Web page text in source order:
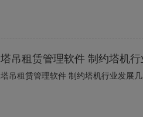
塔吊租赁管理软件 制约塔机
塔吊租赁管理软件 制约塔机行业发展